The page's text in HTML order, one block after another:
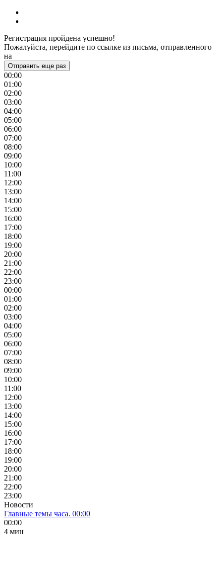
Регистрация пройдена успешно!
Пожалуйста, перейдите по ссылке из письма, отправленного
на
Отправить еще раз
00:00
01:00
02:00
03:00
04:00
05:00
06:00
07:00
08:00
09:00
10:00
11:00
12:00
13:00
14:00
15:00
16:00
17:00
18:00
19:00
20:00
21:00
22:00
23:00
00:00
01:00
02:00
03:00
04:00
05:00
06:00
07:00
08:00
09:00
10:00
11:00
12:00
13:00
14:00
15:00
16:00
17:00
18:00
19:00
20:00
21:00
22:00
23:00
Новости
Главные темы часа. 00:00
00:00
4 мин